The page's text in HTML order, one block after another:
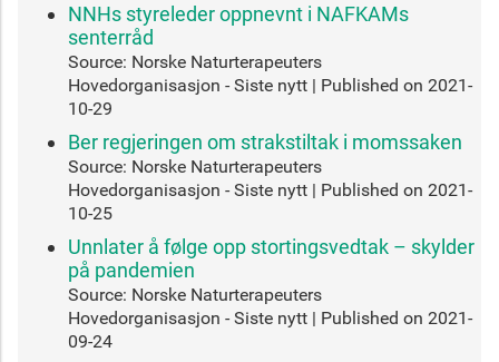
NNHs styreleder oppnevnt i NAFKAMs
senterråd
Source: Norske Naturterapeuters
Hovedorganisasjon - Siste nytt
Published on 2021-
10-29
Ber regjeringen om strakstiltak i momssaken
Source: Norske Naturterapeuters
Hovedorganisasjon - Siste nytt
Published on 2021-
10-25
Unnlater å følge opp stortingsvedtak – skylder
på pandemien
Source: Norske Naturterapeuters
Hovedorganisasjon - Siste nytt
Published on 2021-
09-24